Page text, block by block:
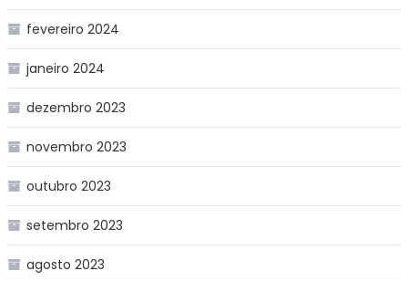
fevereiro 2024
janeiro 2024
dezembro 2023
novembro 2023
outubro 2023
setembro 2023
agosto 2023